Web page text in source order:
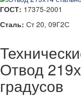
ГОСТ: 17375-2001
Сталь: Ст 20, 09Г2С
Отвод
градусов